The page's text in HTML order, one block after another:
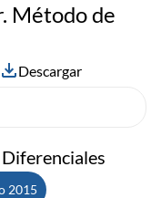
2015
Método de
Descargar